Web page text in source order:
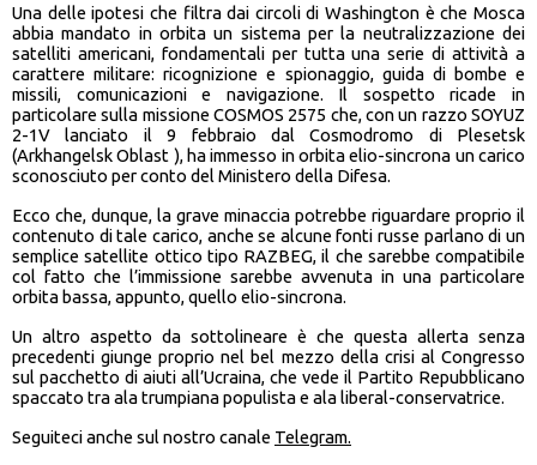
Una delle ipotesi che filtra dai circoli di Washington è che Mosca
abbia mandato in orbita un sistema per la neutralizzazione dei
satelliti americani, fondamentali per tutta una serie di attività a
carattere militare: ricognizione e spionaggio, guida di bombe e
missili, comunicazioni e navigazione. Il sospetto ricade in
particolare sulla missione COSMOS 2575 che, con un razzo SOYUZ
2-1V lanciato il 9 febbraio dal Cosmodromo di Plesetsk
(Arkhangelsk Oblast ), ha immesso in orbita elio-sincrona un carico
sconosciuto per conto del Ministero della Difesa.
Ecco che, dunque, la grave minaccia potrebbe riguardare proprio il
contenuto di tale carico, anche se alcune fonti russe parlano di un
semplice satellite ottico tipo RAZBEG, il che sarebbe compatibile
col fatto che l’immissione sarebbe avvenuta in una particolare
orbita bassa, appunto, quello elio-sincrona.
Un altro aspetto da sottolineare è che questa allerta senza
precedenti giunge proprio nel bel mezzo della crisi al Congresso
sul pacchetto di aiuti all’Ucraina, che vede il Partito Repubblicano
spaccato tra ala trumpiana populista e ala liberal-conservatrice.
Seguiteci anche sul nostro canale Telegram.